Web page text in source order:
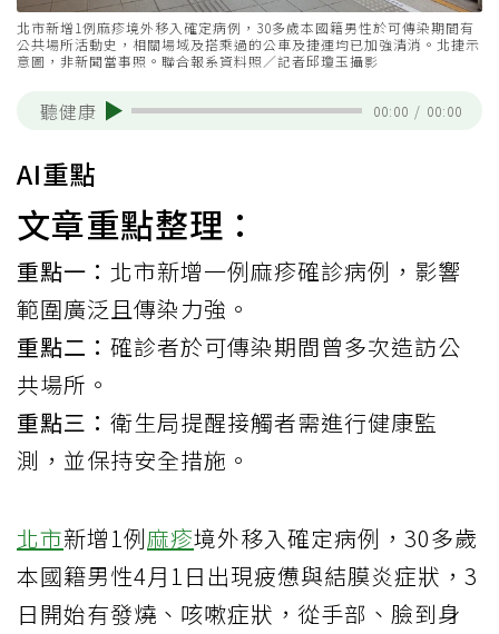
北市新增1例麻疹境外移入確定病例，30多歲本國籍男性於可傳染期間有
公共場所活動史，相關場域及搭乘過的公車及捷運均已加強清消。北捷示
意圖，非新聞當事照。聯合報系資料照／記者邱瓊玉攝影
聽健康 00:00 / 00:00
AI重點
文章重點整理：
重點一： 北市新增一例麻疹確診病例，影響
範圍廣泛且傳染力強。
重點二： 確診者於可傳染期間曾多次造訪公
共場所。
重點三： 衛生局提醒接觸者需進行健康監
測，並保持安全措施。
北市新增1例麻疹境外移入確定病例，30多歲
本國籍男性4月1日出現疲憊與結膜炎症狀，3
日開始有發燒、咳嗽症狀，從手部、臉到身